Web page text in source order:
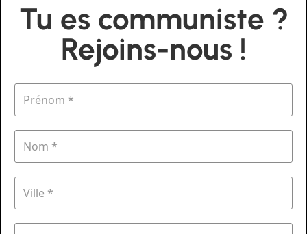
Tu es communiste ?
Rejoins-nous !